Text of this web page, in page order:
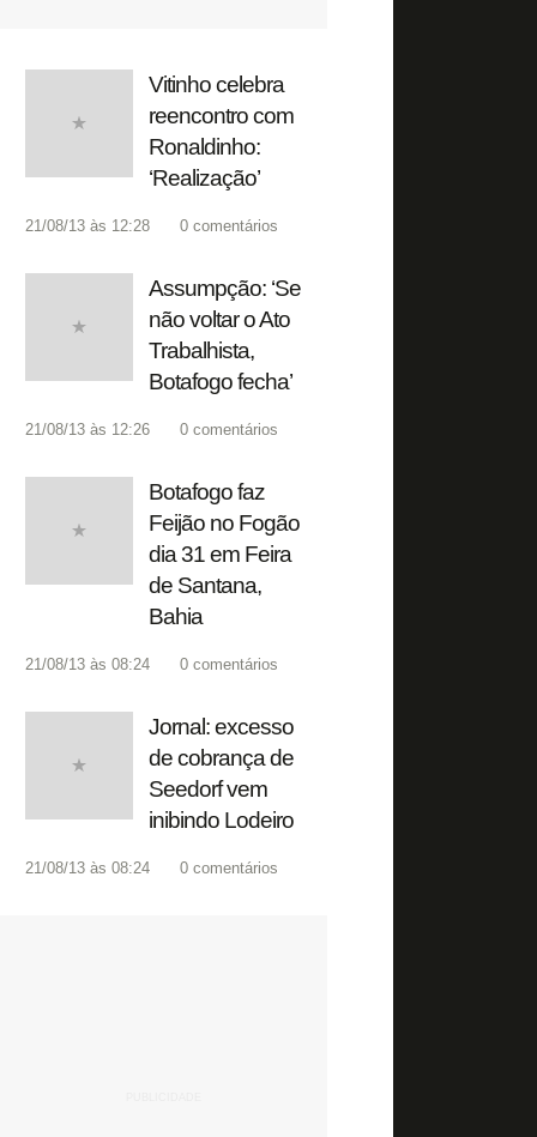
Vitinho celebra
reencontro com
Ronaldinho:
‘Realização’
21/08/13 às 12:28 0 comentários
Assumpção: ‘Se
não voltar o Ato
Trabalhista,
Botafogo fecha’
21/08/13 às 12:26 0 comentários
Botafogo faz
Feijão no Fogão
dia 31 em Feira
de Santana,
Bahia
21/08/13 às 08:24 0 comentários
Jornal: excesso
de cobrança de
Seedorf vem
inibindo Lodeiro
21/08/13 às 08:24 0 comentários